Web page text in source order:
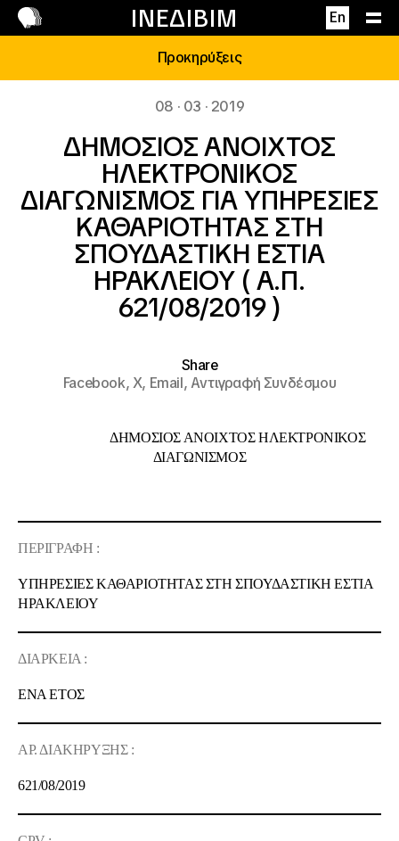
ΙΝΕΔΙΒΙΜ En
Επικοινωνία
Προκηρύξεις
08 · 03 · 2019
ΔΗΜΟΣΙΟΣ ΑΝΟΙΧΤΟΣ
ΗΛΕΚΤΡΟΝΙΚΟΣ
ΔΙΑΓΩΝΙΣΜΟΣ ΓΙΑ ΥΠΗΡΕΣΙΕΣ
ΚΑΘΑΡΙΟΤΗΤΑΣ ΣΤΗ
ΣΠΟΥΔΑΣΤΙΚΗ ΕΣΤΙΑ
ΗΡΑΚΛΕΙΟΥ ( Α.Π.
621/08/2019 )
Share
Facebook,X, Email,Αντιγραφή Συνδέσμου
ΔΗΜΟΣΙΟΣ ΑΝΟΙΧΤΟΣ ΗΛΕΚΤΡΟΝΙΚΟΣ
ΔΙΑΓΩΝΙΣΜΟΣ
ΠΕΡΙΓΡΑΦΗ :
ΥΠΗΡΕΣΙΕΣ ΚΑΘΑΡΙΟΤΗΤΑΣ ΣΤΗ ΣΠΟΥΔΑΣΤΙΚΗ ΕΣΤΙΑ
ΗΡΑΚΛΕΙΟΥ
ΔΙΑΡΚΕΙΑ :
ΕΝΑ ΕΤΟΣ
ΑΡ. ΔΙΑΚΗΡΥΞΗΣ :
621/08/2019